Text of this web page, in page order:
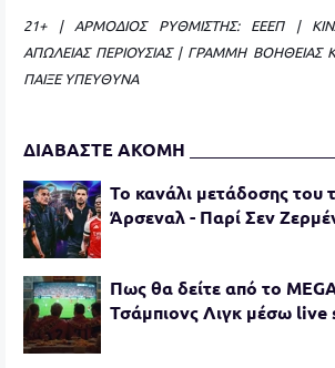
21+ | ΑΡΜΟΔΙΟΣ ΡΥΘΜΙΣΤΗΣ: ΕΕΕΠ |
ΑΠΩΛΕΙΑΣ ΠΕΡΙΟΥΣΙΑΣ | ΓΡΑΜΜΗ ΒΟΗΘΕΙΑΣ
ΠΑΙΞΕ ΥΠΕΥΘΥΝΑ
ΔΙΑΒΑΣΤΕ ΑΚΟΜΗ
Το κανάλι μετάδοσης του
Άρσεναλ - Παρί Σεν
Πως θα δείτε από το
Τσάμπιονς Λιγκ μέσω